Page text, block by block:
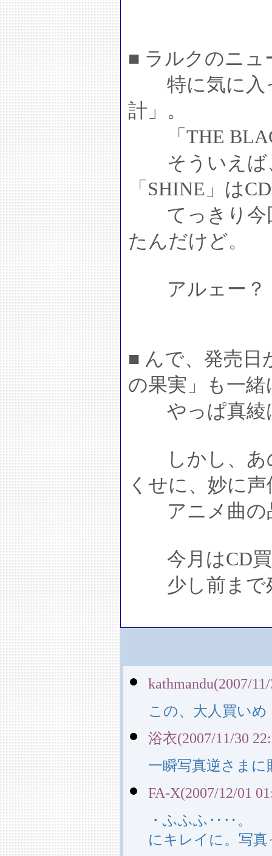
■ ラルクのニ
特に気に入っ
計」。
「THE
そういえば
「SHINE」は
てっきり今
たんだけど。
アルェー？
■ んで、発売日
の果実」も一
やっぱ真綾
しかし、あ
くせに、妙に
アニメ曲の
今月はCD買
少し前まで
kathmandu(2007/
この、大人買いめ
浴衣(2007/11/30
一瞬写真逆さま
FA-X(2007/12/01
・ふふふ‥‥。
にキレイに。写